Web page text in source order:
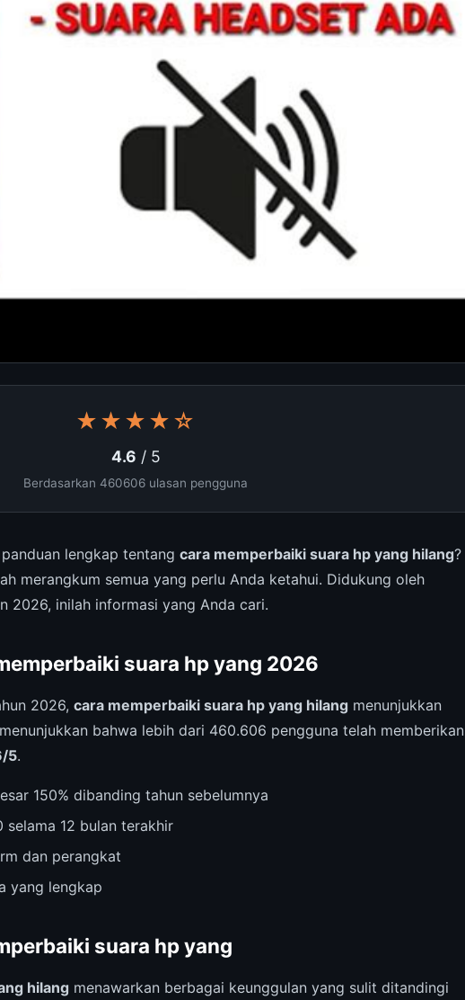
★★★★☆
4.6 / 5
Berdasarkan 460606 ulasan pengguna
lengkap tentang cara memperbaiki suara hp yang hilang?
merangkum semua yang perlu Anda ketahui. Didukung oleh
2026, inilah informasi yang Anda cari.
suara hp yang 2026
2026, cara memperbaiki suara hp yang hilang menunjukkan
bahwa lebih dari 460.606 pengguna telah memberikan
5.
150% dibanding tahun sebelumnya
selama 12 bulan terakhir
dan perangkat
yang lengkap
suara hp yang
hilang menawarkan berbagai keunggulan yang sulit ditandingi